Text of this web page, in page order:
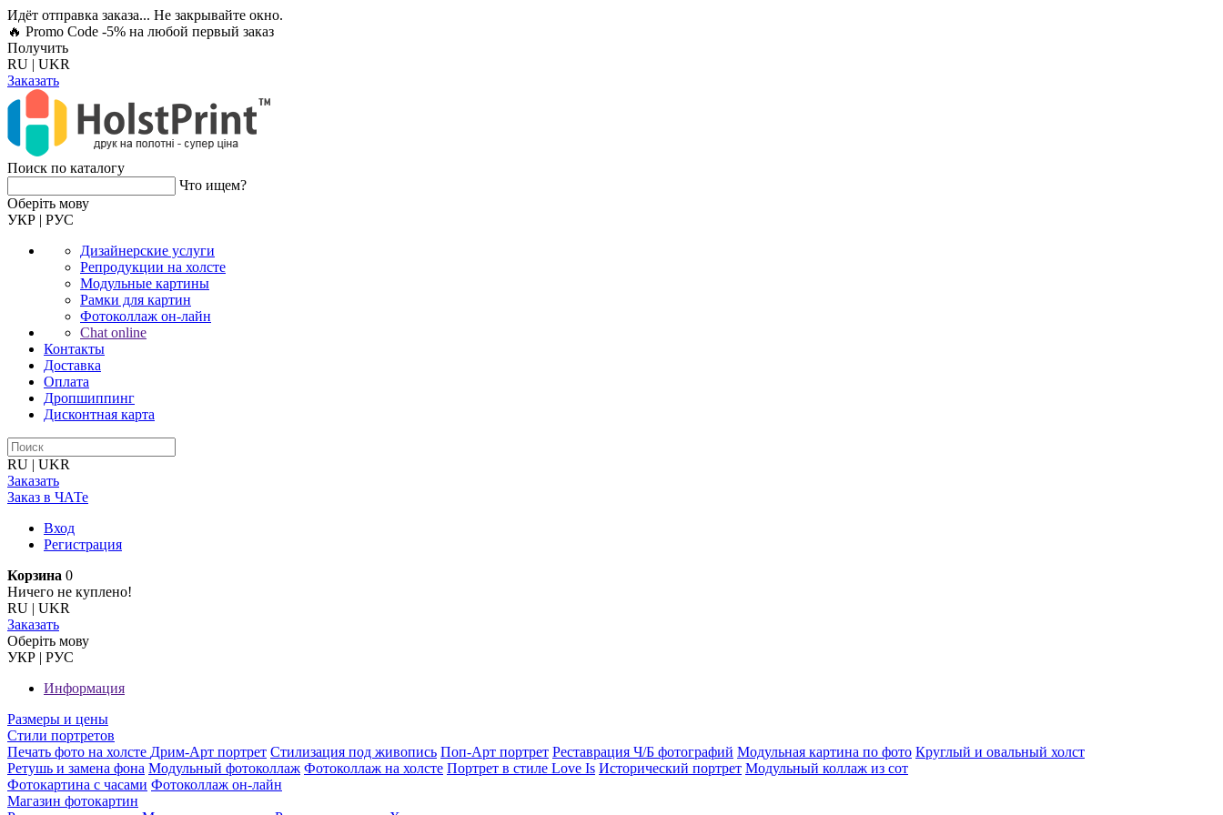
Идёт отправка заказа... Не закрывайте окно.
🔥 Promo Code -5% на любой первый заказ
Получить
RU | UKR
Заказать
Поиск по каталогу
Что ищем?
Оберiть мову
УКР | РУС
Дизайнерские услуги
Репродукции на холсте
Модульные картины
Рамки для картин
Фотоколлаж он-лайн
Chat online
Контакты
Доставка
Оплата
Дропшиппинг
Дисконтная карта
RU | UKR
Заказать
Заказ в ЧАТе
Вход
Регистрация
Корзина 0
Ничего не куплено!
RU | UKR
Заказать
Оберiть мову
УКР | РУС
Информация
Размеры и цены
Стили портретов
Печать фото на холсте Дрим-Арт портрет Стилизация под живопись Поп-Арт портрет Реставрация Ч/Б фотографий Модульная картина по фото Круглый и овальный холст
Ретушь и замена фона Модульный фотоколлаж Фотоколлаж на холсте Портрет в стиле Love Is Исторический портрет Модульный коллаж из сот
Фотокартина с часами Фотоколлаж он-лайн
Магазин фотокартин